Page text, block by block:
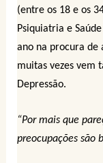
(entre os 18 e os
Psiquiatria e
ano na procura de
muitas vezes vem
Depressão.
“Por mais que
preocupações são